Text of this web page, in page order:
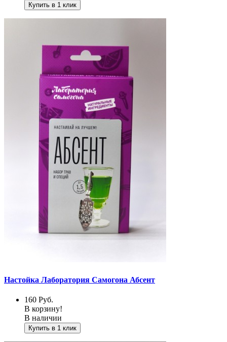
Купить в 1 клик
Настойка Лаборатория Самогона Абсент
160 Руб.
В корзину!
В наличии
Купить в 1 клик